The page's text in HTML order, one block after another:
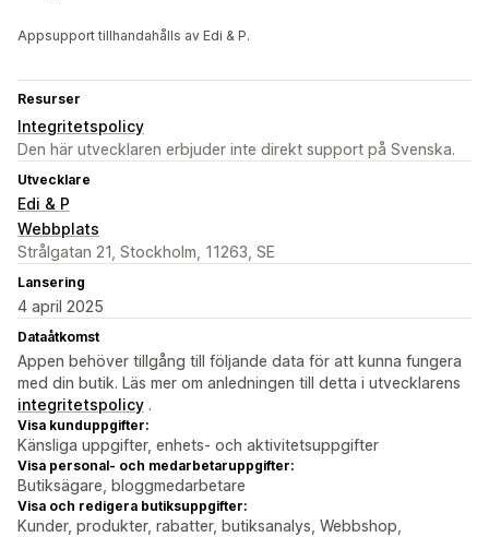
Appsupport tillhandahålls av Edi & P.
Resurser
Integritetspolicy
Den här utvecklaren erbjuder inte direkt support på Svenska.
Utvecklare
Edi & P
Webbplats
Strålgatan 21, Stockholm, 11263, SE
Lansering
4 april 2025
Dataåtkomst
Appen behöver tillgång till följande data för att kunna fungera
med din butik. Läs mer om anledningen till detta i utvecklarens
integritetspolicy .
Visa kunduppgifter:
Känsliga uppgifter, enhets- och aktivitetsuppgifter
Visa personal- och medarbetaruppgifter:
Butiksägare, bloggmedarbetare
Visa och redigera butiksuppgifter:
Kunder, produkter, rabatter, butiksanalys, Webbshop,